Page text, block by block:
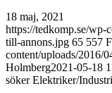
18 maj, 2021
https://tedkomp.se/wp-
till-annons.jpg 65 557
content/uploads/2016/
Holmberg2021-05-18
söker Elektriker/